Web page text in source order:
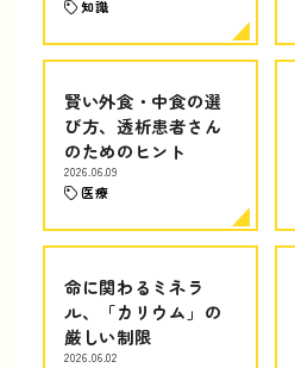
知識
賢い外食・中食の選
び方、透析患者さん
のためのヒント
2026.06.09
医療
命に関わるミネラ
ル、「カリウム」の
厳しい制限
2026.06.02